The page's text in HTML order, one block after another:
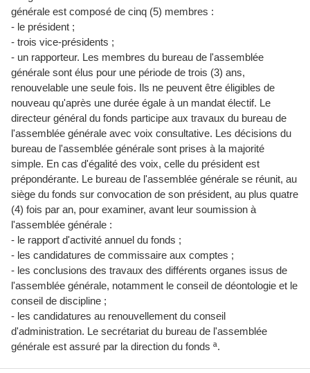
générale est composé de cinq (5) membres :
- le président ;
- trois vice-présidents ;
- un rapporteur. Les membres du bureau de l'assemblée
générale sont élus pour une période de trois (3) ans,
renouvelable une seule fois. Ils ne peuvent être éligibles de
nouveau qu'après une durée égale à un mandat électif. Le
directeur général du fonds participe aux travaux du bureau de
l'assemblée générale avec voix consultative. Les décisions du
bureau de l'assemblée générale sont prises à la majorité
simple. En cas d'égalité des voix, celle du président est
prépondérante. Le bureau de l'assemblée générale se réunit, au
siège du fonds sur convocation de son président, au plus quatre
(4) fois par an, pour examiner, avant leur soumission à
l'assemblée générale :
- le rapport d'activité annuel du fonds ;
- les candidatures de commissaire aux comptes ;
- les conclusions des travaux des différents organes issus de
l'assemblée générale, notamment le conseil de déontologie et le
conseil de discipline ;
- les candidatures au renouvellement du conseil
d'administration. Le secrétariat du bureau de l'assemblée
générale est assuré par la direction du fonds ª.